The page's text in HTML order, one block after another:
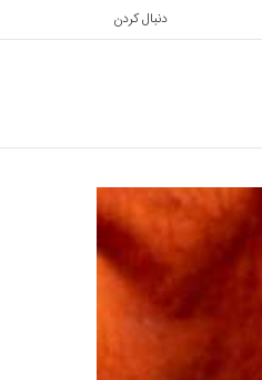
دنبال کردن
برای
پوسته